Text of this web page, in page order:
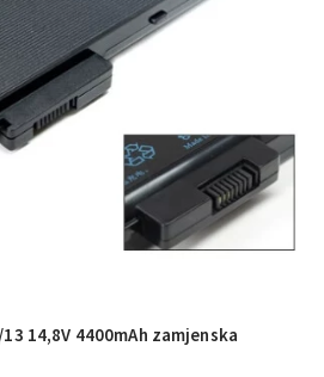
14,8V 4400mAh zamjenska